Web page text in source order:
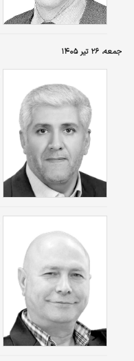
جمعه، ۲۶ تیر ۱۴۰۵